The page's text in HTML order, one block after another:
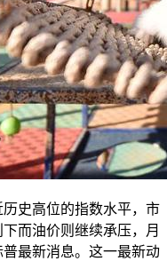
史高位的指数水平，市
下而油价则继续承压，月
最新消息。这一最新动